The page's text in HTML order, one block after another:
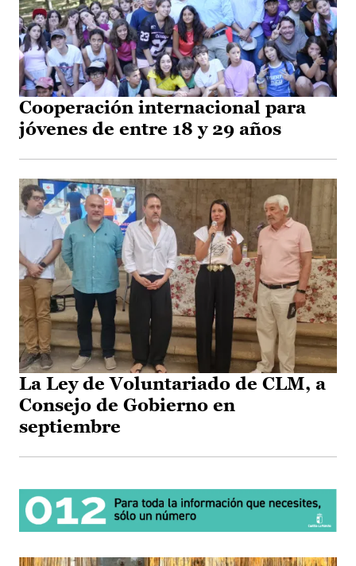
Cooperación internacional para
jóvenes de entre 18 y 29 años
La Ley de Voluntariado de CLM, a
Consejo de Gobierno en
septiembre